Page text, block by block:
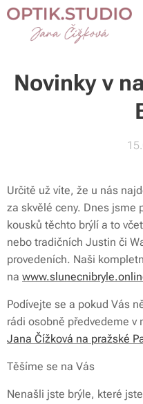
Novinky v
Určitě už víte, že u nás
za skvělé ceny. Dnes jsme
kousků těchto brýlí a to
nebo tradičních Justin či
provedeních. Naši
na
Podívejte se a pokud Vás
rádi osobně předvedeme v
Jana Čížková na pražské
Těšíme se na Vás
Nenašli jste brýle, které